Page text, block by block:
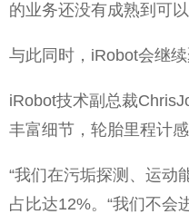
的业务还没有成熟到可
与此同时，iRobot会继
iRobot技术副总裁
丰富细节，轮胎里程计
“我们在污垢探测、运动
占比达12%。“我们不会